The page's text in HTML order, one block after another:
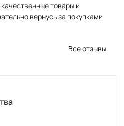
товары и
вернусь за покупками
Все отзывы